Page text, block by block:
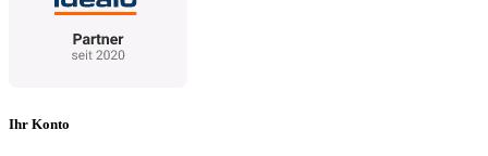
Ihr Konto